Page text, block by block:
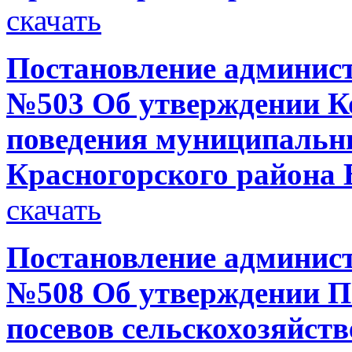
скачать
Постановление
№503 Об утверждении
поведения
Красногорского
скачать
Постановление
№508 Об утверждении
посевов